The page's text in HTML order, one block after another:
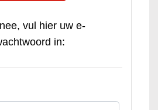
vul hier uw e-
in: